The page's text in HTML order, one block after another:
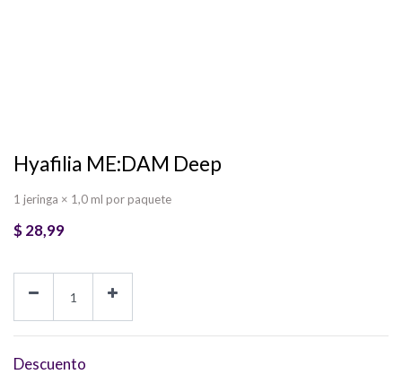
Hyafilia ME:DAM Deep
1 jeringa × 1,0 ml por paquete
$28,99
Descuento